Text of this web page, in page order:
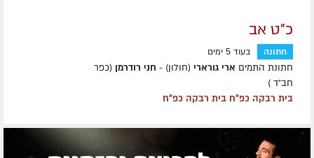
כ"ט אב
חתונה בעוד 5 ימים
חתונת התמים ארי גורארי (חולון) - חני רודרמן (כפר
חב״ד )
בית רבקה כפ״ח בית רבקה כפ״ח